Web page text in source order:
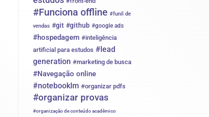
#Funciona offline #funil de
vendas #git #github #google ads
#hospedagem #inteligência
artificial para estudos #lead
generation #marketing de busca
#Navegação online
#notebooklm #organizar pdfs
#organizar provas
#organização de conteúdo acadêmico